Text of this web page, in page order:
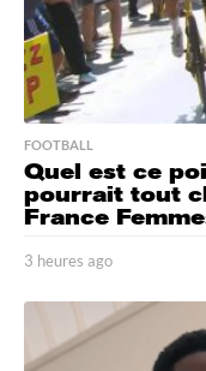
FOOTBALL
Quel est ce
pourrait tout
France
3 heures ago
e
u